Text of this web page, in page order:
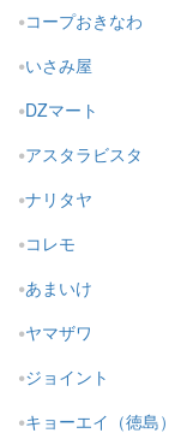
コープおきなわ
いさみ屋
DZマート
アスタラビスタ
ナリタヤ
コレモ
あまいけ
ヤマザワ
ジョイント
キョーエイ（徳島）